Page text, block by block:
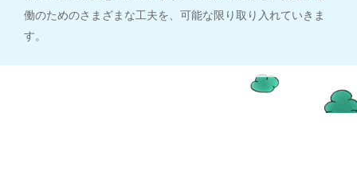
働のためのさまざまな工夫を、可能な限り取り入れていきま
す。